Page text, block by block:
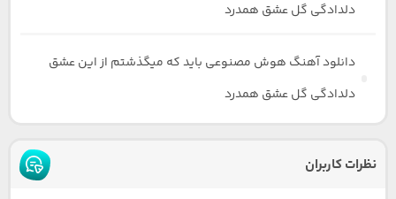
دلدادگی گل عشق همدرد
دانلود آهنگ هوش مصنوعی باید که میگذشتم از این عشق
دلدادگی گل عشق همدرد
نظرات کاربران